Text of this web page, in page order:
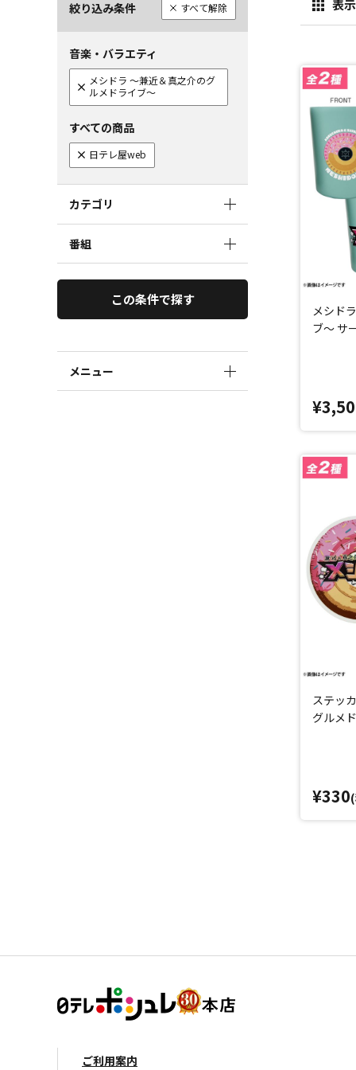
絞り込み条件 すべて解除
音楽・バラエティ
メシドラ ～兼近＆真之介のグ
ルメドライブ～
すべての商品
日テレ屋web
カテゴリ
番組
この条件で探す
メニュー
表
メシド
ブ～ サ
ステッ
グルメ
¥330
ご利用案内